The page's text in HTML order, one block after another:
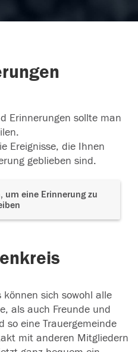
Erinnerungen sollte man
Ereignisse, die Ihnen
geblieben sind.
um eine Erinnerung zu
sich sowohl alle
als auch Freunde und
so eine Trauergemeinde
mit anderen Mitgliedern